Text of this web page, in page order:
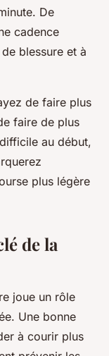
De
cadence
blessure et à
de faire plus
faire de plus
au début,
plus légère
de la
joue un rôle
Une bonne
à courir plus